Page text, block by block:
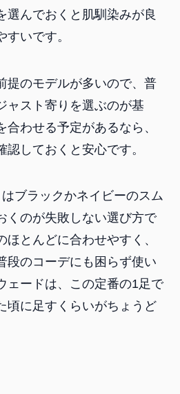
選んでおくと肌馴染みが良
すいです。
提のモデルが多いので、普
ャスト寄りを選ぶのが基
わせる予定があるなら、
しておくと安心です。
ブラックかネイビーのスム
くのが失敗しない選び方で
とんどに合わせやすく、
段のコーデにも困らず使い
ェードは、この定番の1足で
頃に足すくらいがちょうど